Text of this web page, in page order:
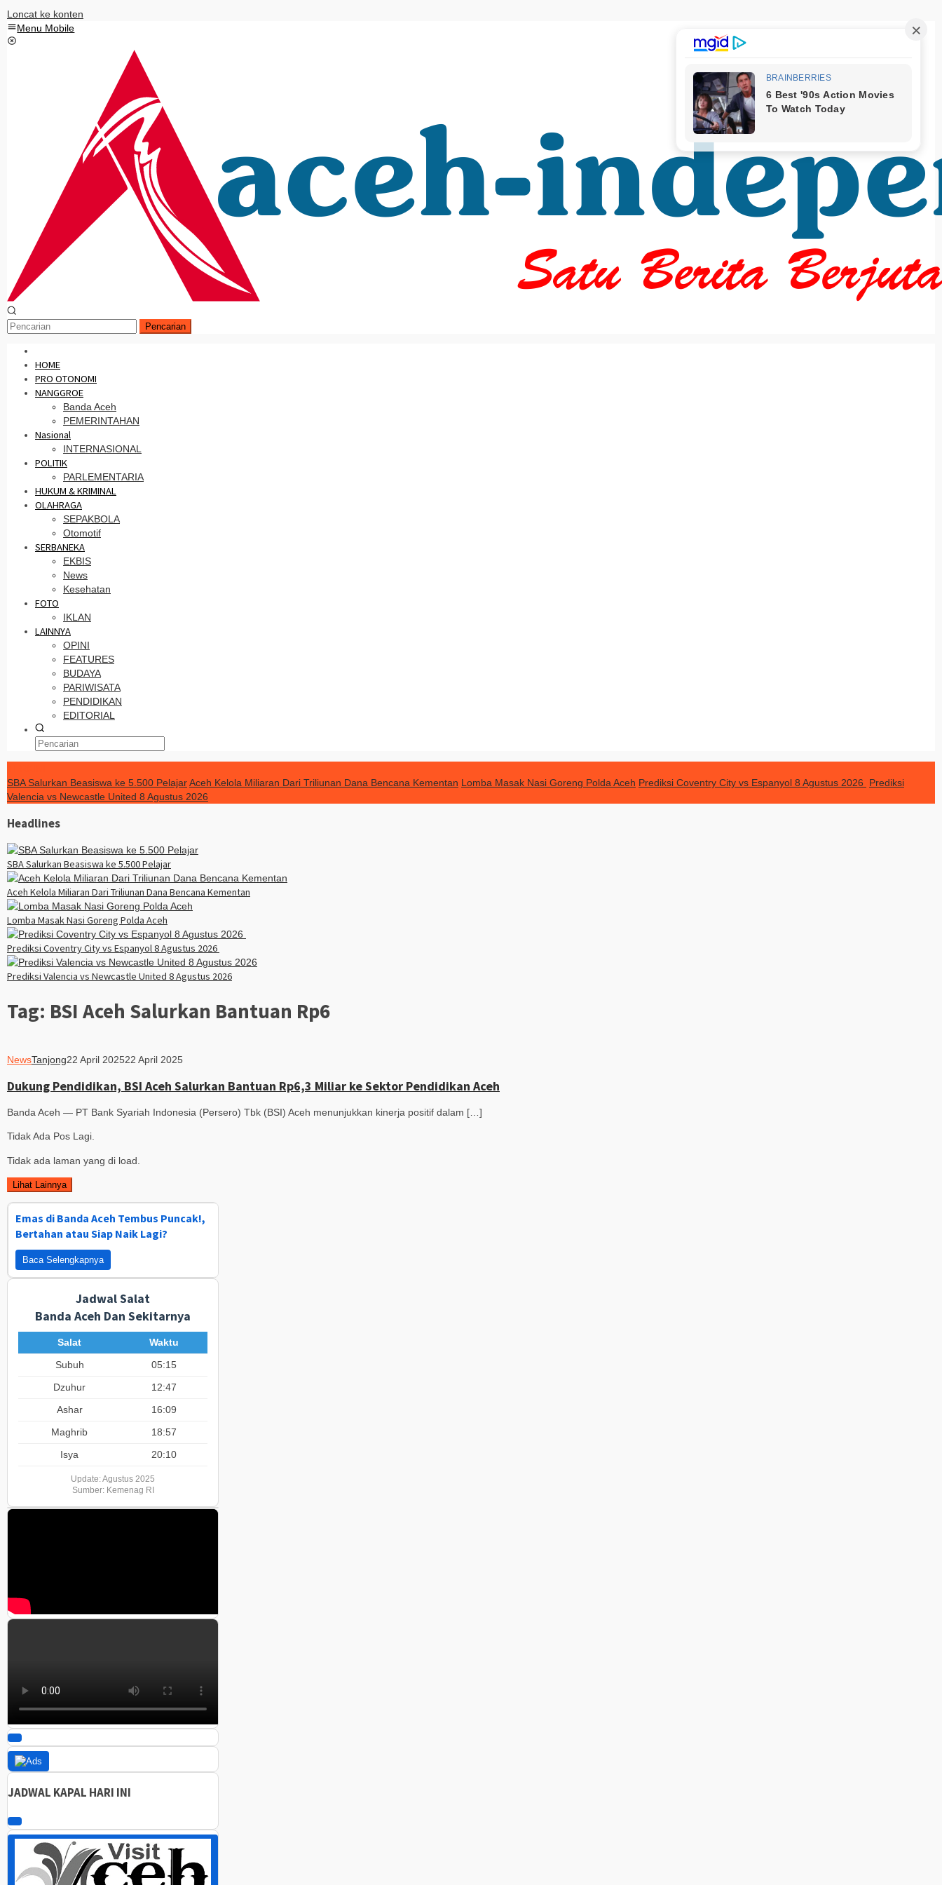
Loncat ke konten
Menu Mobile
Pencarian
HOME
PRO OTONOMI
NANGGROE
Banda Aceh
PEMERINTAHAN
Nasional
INTERNASIONAL
POLITIK
PARLEMENTARIA
HUKUM & KRIMINAL
OLAHRAGA
SEPAKBOLA
Otomotif
SERBANEKA
EKBIS
News
Kesehatan
FOTO
IKLAN
LAINNYA
OPINI
FEATURES
BUDAYA
PARIWISATA
PENDIDIKAN
EDITORIAL
SBA Salurkan Beasiswa ke 5.500 PelajarAceh Kelola Miliaran Dari Triliunan Dana Bencana Kementan Lomba Masak Nasi Goreng Polda Aceh Prediksi Coventry City vs Espanyol 8 Agustus 2026
Prediksi
Valencia vs Newcastle United 8 Agustus 2026
Headlines
SBA Salurkan Beasiswa ke 5.500 Pelajar
Aceh Kelola Miliaran Dari Triliunan Dana Bencana Kementan
Lomba Masak Nasi Goreng Polda Aceh
Prediksi Coventry City vs Espanyol 8 Agustus 2026
Prediksi Valencia vs Newcastle United 8 Agustus 2026
Tag: BSI Aceh Salurkan Bantuan Rp6
NewsTanjong22 April 202522 April 2025
Dukung Pendidikan, BSI Aceh Salurkan Bantuan Rp6,3 Miliar ke Sektor Pendidikan Aceh
Banda Aceh — PT Bank Syariah Indonesia (Persero) Tbk (BSI) Aceh menunjukkan kinerja positif dalam […]
Tidak Ada Pos Lagi.
Tidak ada laman yang di load.
Lihat Lainnya
Emas di Banda Aceh Tembus Puncak!,
Bertahan atau Siap Naik Lagi?
Baca Selengkapnya
Jadwal Salat
Banda Aceh Dan Sekitarnya
Salat
Waktu
Subuh
05:15
Dzuhur
12:47
Ashar
16:09
Maghrib
18:57
Isya
20:10
Update: Agustus 2025
Sumber: Kemenag RI
JADWAL KAPAL HARI INI